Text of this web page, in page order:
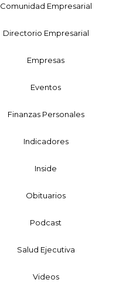
Comunidad Empresarial
Directorio Empresarial
Empresas
Eventos
Finanzas Personales
Indicadores
Inside
Obituarios
Podcast
Salud Ejecutiva
Videos